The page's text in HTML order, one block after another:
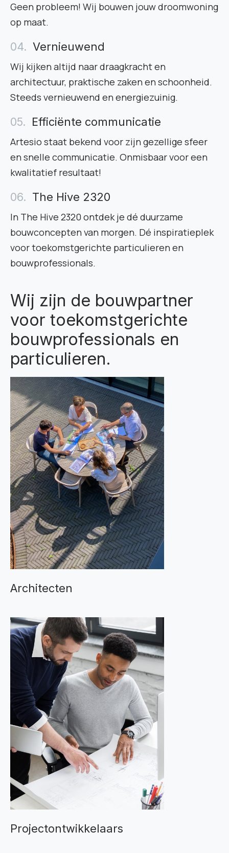
Geen probleem! Wij bouwen jouw droomwoning
op maat.
Vernieuwend
Wij kijken altijd naar draagkracht en
architectuur, praktische zaken en schoonheid.
Steeds vernieuwend en energiezuinig.
Efficiënte communicatie
Artesio staat bekend voor zijn gezellige sfeer
en snelle communicatie. Onmisbaar voor een
kwalitatief resultaat!
The Hive 2320
In The Hive 2320 ontdek je dé duurzame
bouwconcepten van morgen. Dé inspiratieplek
voor toekomstgerichte particulieren en
bouwprofessionals.
Wij zijn de bouwpartner
voor toekomstgerichte
bouwprofessionals en
particulieren.
Architecten
Projectontwikkelaars